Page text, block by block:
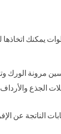
يمكنك
مرونة الورك
الجذع
الناتجة عن